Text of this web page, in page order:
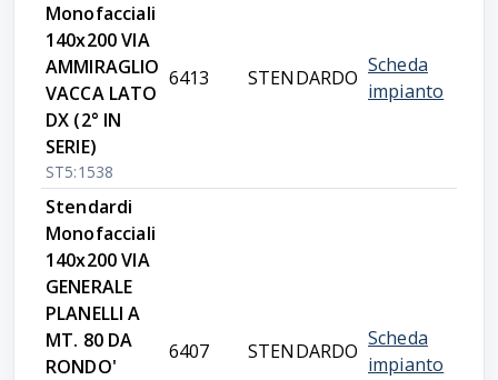
Monofacciali
140x200 VIA
AMMIRAGLIO
VACCA LATO
DX (2° IN
SERIE)
ST5:1538
6413 STENDARDO
Scheda
impianto
Stendardi
Monofacciali
140x200 VIA
GENERALE
PLANELLI A
MT. 80 DA
RONDO'
6407 STENDARDO
Scheda
impianto